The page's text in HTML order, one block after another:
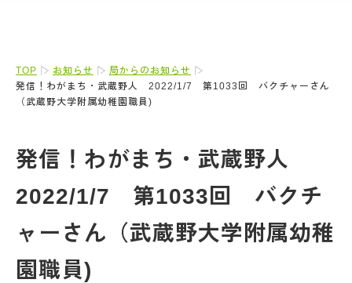
TOP お知らせ
局からのお知らせ
発信！わがまち・武蔵野人 2022/1/7 第1033回 バクチャーさん
（武蔵野大学附属幼稚園職員)
発信！わがまち・武蔵野人
2022/1/7 第1033回 バクチ
ャーさん（武蔵野大学附属幼稚
園職員)